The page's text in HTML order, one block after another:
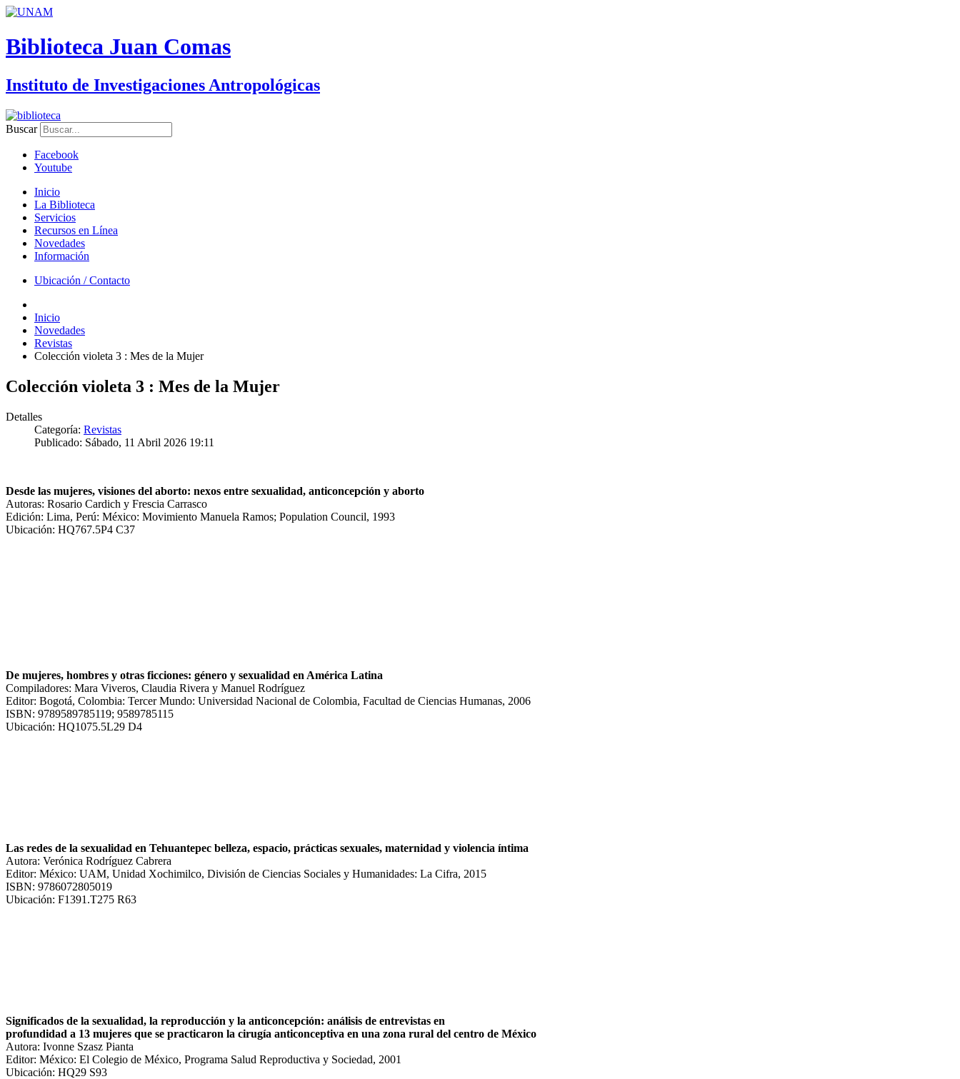
Biblioteca Juan Comas
Instituto de Investigaciones Antropológicas
Buscar
Facebook
Youtube
Inicio
La Biblioteca
Servicios
Recursos en Línea
Novedades
Información
Ubicación / Contacto
Inicio
Novedades
Revistas
Colección violeta 3 : Mes de la Mujer
Colección violeta 3 : Mes de la Mujer
Detalles
Categoría: Revistas
Publicado: Sábado, 11 Abril 2026 19:11
Desde las mujeres, visiones del aborto: nexos entre sexualidad, anticoncepción y aborto
Autoras: Rosario Cardich y Frescia Carrasco
Edición: Lima, Perú: México: Movimiento Manuela Ramos; Population Council, 1993
Ubicación: HQ767.5P4 C37
De mujeres, hombres y otras ficciones: género y sexualidad en América Latina
Compiladores: Mara Viveros, Claudia Rivera y Manuel Rodríguez
Editor: Bogotá, Colombia: Tercer Mundo: Universidad Nacional de Colombia, Facultad de Ciencias Humanas, 2006
ISBN: 9789589785119; 9589785115
Ubicación: HQ1075.5L29 D4
Las redes de la sexualidad en Tehuantepec belleza, espacio, prácticas sexuales, maternidad y violencia íntima
Autora: Verónica Rodríguez Cabrera
Editor: México: UAM, Unidad Xochimilco, División de Ciencias Sociales y Humanidades: La Cifra, 2015
ISBN: 9786072805019
Ubicación: F1391.T275 R63
Significados de la sexualidad, la reproducción y la anticoncepción: análisis de entrevistas en
profundidad a 13 mujeres que se practicaron la cirugía anticonceptiva en una zona rural del centro de México
Autora: Ivonne Szasz Pianta
Editor: México: El Colegio de México, Programa Salud Reproductiva y Sociedad, 2001
Ubicación: HQ29 S93